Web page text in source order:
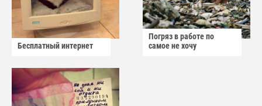
Бесплатный интернет
Погряз в работе по
самое не хочу